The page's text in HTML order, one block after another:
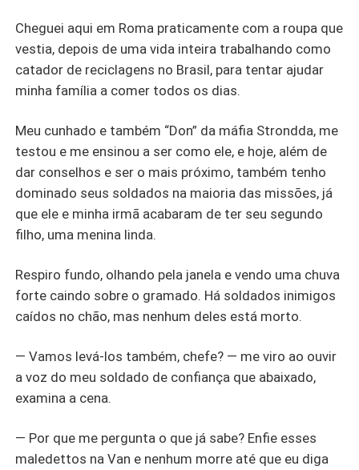
Cheguei aqui em Roma praticamente com a roupa que
vestia, depois de uma vida inteira trabalhando como
catador de reciclagens no Brasil, para tentar ajudar
minha família a comer todos os dias.
Meu cunhado e também “Don” da máfia Strondda, me
testou e me ensinou a ser como ele, e hoje, além de
dar conselhos e ser o mais próximo, também tenho
dominado seus soldados na maioria das missões, já
que ele e minha irmã acabaram de ter seu segundo
filho, uma menina linda.
Respiro fundo, olhando pela janela e vendo uma chuva
forte caindo sobre o gramado. Há soldados inimigos
caídos no chão, mas nenhum deles está morto.
— Vamos levá-los também, chefe? — me viro ao ouvir
a voz do meu soldado de confiança que abaixado,
examina a cena.
— Por que me pergunta o que já sabe? Enfie esses
maledettos na Van e nenhum morre até que eu diga